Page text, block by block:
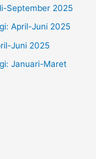
September 2025
April-Juni 2025
Juni 2025
Januari-Maret